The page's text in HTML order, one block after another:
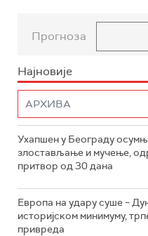
Прогноза
Најновије
Ухапшен у Београду
злостављање и мучење,
притвор од 30 дана
Европа на удару суше –
историјском минимуму,
привреда